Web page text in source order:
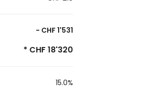
- CHF 1'531
* CHF 18'320
15.0%